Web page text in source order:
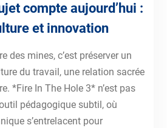
compte aujourd’hui :
et innovation
des mines, c’est préserver un
du travail, une relation sacrée
*Fire In The Hole 3* n’est pas
pédagogique subtil, où
s’entrelacent pour